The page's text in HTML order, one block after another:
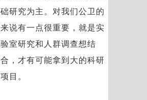
础研究为主。对我们公卫的
来说有一点很重要，就是实
验室研究和人群调查想结
合，才有可能拿到大的科研
项目。